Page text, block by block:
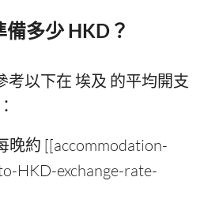
備多少 HKD？
考以下在 埃及 的平均開支
晚約 [[accommodation-
HKD-exchange-rate-